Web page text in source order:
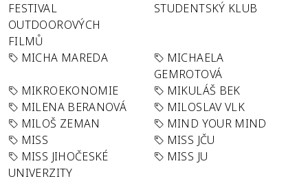
FESTIVAL
OUTDOOROVÝCH
FILMŮ
STUDENTSKÝ KLUB
MICHA MAREDA
MICHAELA
GEMROTOVÁ
MIKROEKONOMIE
MIKULÁŠ BEK
MILENA BERANOVÁ
MILOSLAV VLK
MILOŠ ZEMAN
MIND YOUR MIND
MISS
MISS JČU
MISS JIHOČESKÉ
UNIVERZITY
MISS JU